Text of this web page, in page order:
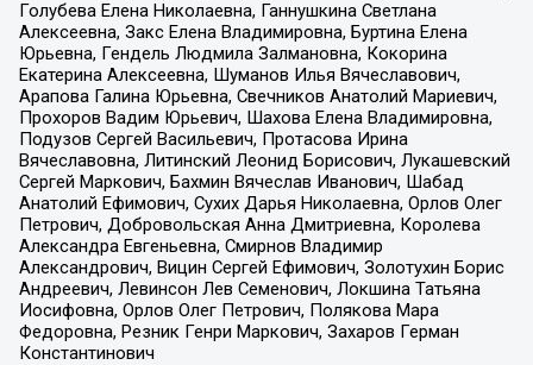
Голубева Елена Николаевна, Ганнушкина Светлана
Алексеевна, Закс Елена Владимировна, Буртина Елена
Юрьевна, Гендель Людмила Залмановна, Кокорина
Екатерина Алексеевна, Шуманов Илья Вячеславович,
Арапова Галина Юрьевна, Свечников Анатолий Мариевич,
Прохоров Вадим Юрьевич, Шахова Елена Владимировна,
Подузов Сергей Васильевич, Протасова Ирина
Вячеславовна, Литинский Леонид Борисович, Лукашевский
Сергей Маркович, Бахмин Вячеслав Иванович, Шабад
Анатолий Ефимович, Сухих Дарья Николаевна, Орлов Олег
Петрович, Добровольская Анна Дмитриевна, Королева
Александра Евгеньевна, Смирнов Владимир
Александрович, Вицин Сергей Ефимович, Золотухин Борис
Андреевич, Левинсон Лев Семенович, Локшина Татьяна
Иосифовна, Орлов Олег Петрович, Полякова Мара
Федоровна, Резник Генри Маркович, Захаров Герман
Константинович